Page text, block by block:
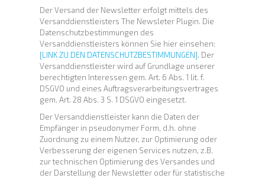
Der Versand der Newsletter erfolgt mittels des
Versanddienstleisters The Newsleter Plugin. Die
Datenschutzbestimmungen des
Versanddienstleisters können Sie hier einsehen:
[LINK ZU DEN DATENSCHUTZBESTIMMUNGEN]. Der
Versanddienstleister wird auf Grundlage unserer
berechtigten Interessen gem. Art. 6 Abs. 1 lit. f.
DSGVO und eines Auftragsverarbeitungsvertrages
gem. Art. 28 Abs. 3 S. 1 DSGVO eingesetzt.
Der Versanddienstleister kann die Daten der
Empfänger in pseudonymer Form, d.h. ohne
Zuordnung zu einem Nutzer, zur Optimierung oder
Verbesserung der eigenen Services nutzen, z.B.
zur technischen Optimierung des Versandes und
der Darstellung der Newsletter oder für statistische